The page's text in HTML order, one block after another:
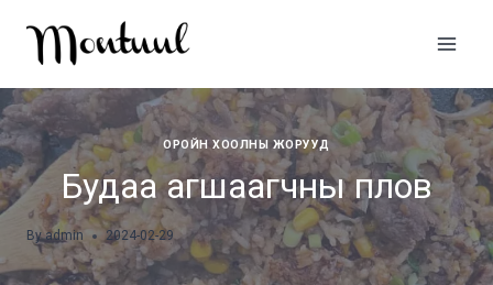
content
ОРОЙН ХООЛНЫ ЖОРУУД
Будаа агшаагчны плов
By admin 2024-02-29